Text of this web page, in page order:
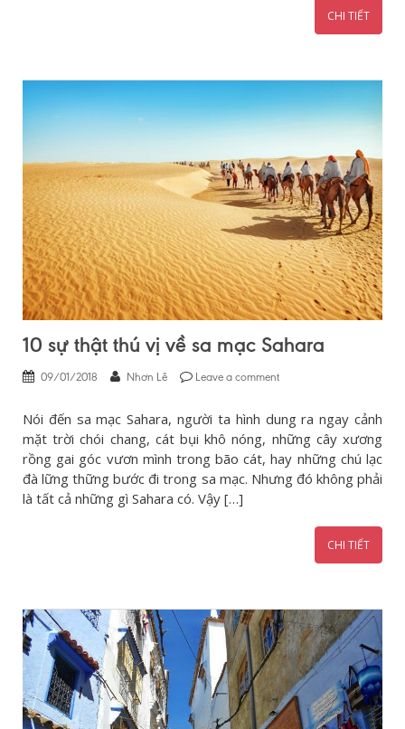
CHI TIẾT
10 sự thật thú vị về sa mạc Sahara
09/01/2018 Nhơn Lê Leave a comment
Nói đến sa mạc Sahara, người ta hình dung ra ngay cảnh
mặt trời chói chang, cát bụi khô nóng, những cây xương
rồng gai góc vươn mình trong bão cát, hay những chú lạc
đà lững thững bước đi trong sa mạc. Nhưng đó không phải
là tất cả những gì Sahara có. Vậy […]
CHI TIẾT